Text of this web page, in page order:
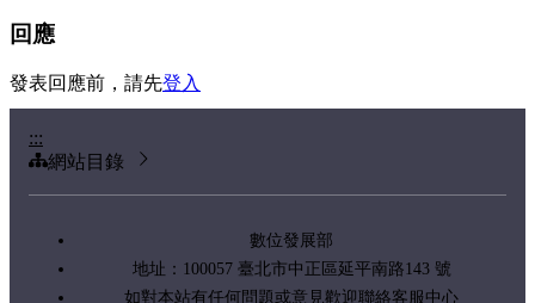
回應
發表回應前，請先登入
:::
網站目錄
數位發展部
地址：100057 臺北市中正區延平南路143 號
如對本站有任何問題或意見歡迎聯絡客服中心